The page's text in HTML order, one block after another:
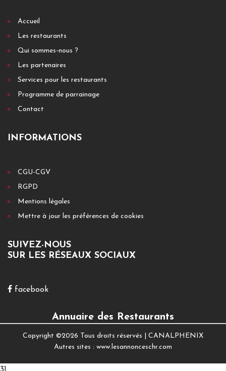
Accueil
Les restaurants
Qui sommes-nous ?
Les partenaires
Services pour les restaurants
Programme de parrainage
Contact
INFORMATIONS
CGU-CGV
RGPD
Mentions légales
Mettre à jour les préférences de cookies
SUIVEZ-NOUS
SUR LES RÉSEAUX SOCIAUX
facebook
Annuaire des Restaurants
Copyright ©2026 Tous droits réservés | CANALPHENIX
Autres sites : www.lesannonceschr.com
31